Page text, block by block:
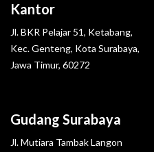
Gudang Surabaya
Jl. Mutiara Tambak Langon
Kantor
Jl. BKR Pelajar 51, Ketabang,
Kec. Genteng, Kota Surabaya,
Jawa Timur, 60272